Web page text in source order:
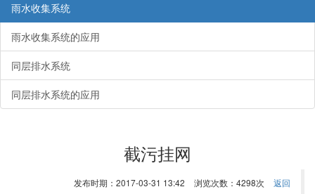
雨水收集系统
雨水收集系统的应用
同层排水系统
同层排水系统的应用
截污挂网
发布时期：2017-03-31 13:42 浏览次数：4298次 返回